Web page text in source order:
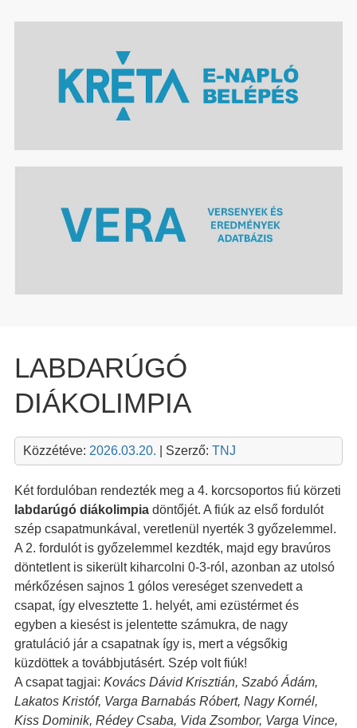
LABDARÚGÓ
DIÁKOLIMPIA
Közzétéve: 2026.03.20. | Szerző: TNJ
Két fordulóban rendezték meg a 4. korcsoportos fiú körzeti
labdarúgó diákolimpiadöntőjét. A fiúk az első fordulót
szép csapatmunkával, veretlenül nyerték 3 győzelemmel.
A 2. fordulót is győzelemmel kezdték, majd egy bravúros
döntetlent is sikerült kiharcolni 0-3-ról, azonban az utolsó
mérkőzésen sajnos 1 gólos vereséget szenvedett a
csapat, így elvesztette 1. helyét, ami ezüstérmet és
egyben a kiesést is jelentette számukra, de nagy
gratuláció jár a csapatnak így is, mert a végsőkig
küzdöttek a továbbjutásért. Szép volt fiúk!
A csapat tagjai: Kovács Dávid Krisztián, Szabó Ádám,
Lakatos Kristóf, Varga Barnabás Róbert, Nagy Kornél,
Kiss Dominik, Rédey Csaba, Vida Zsombor, Varga Vince,